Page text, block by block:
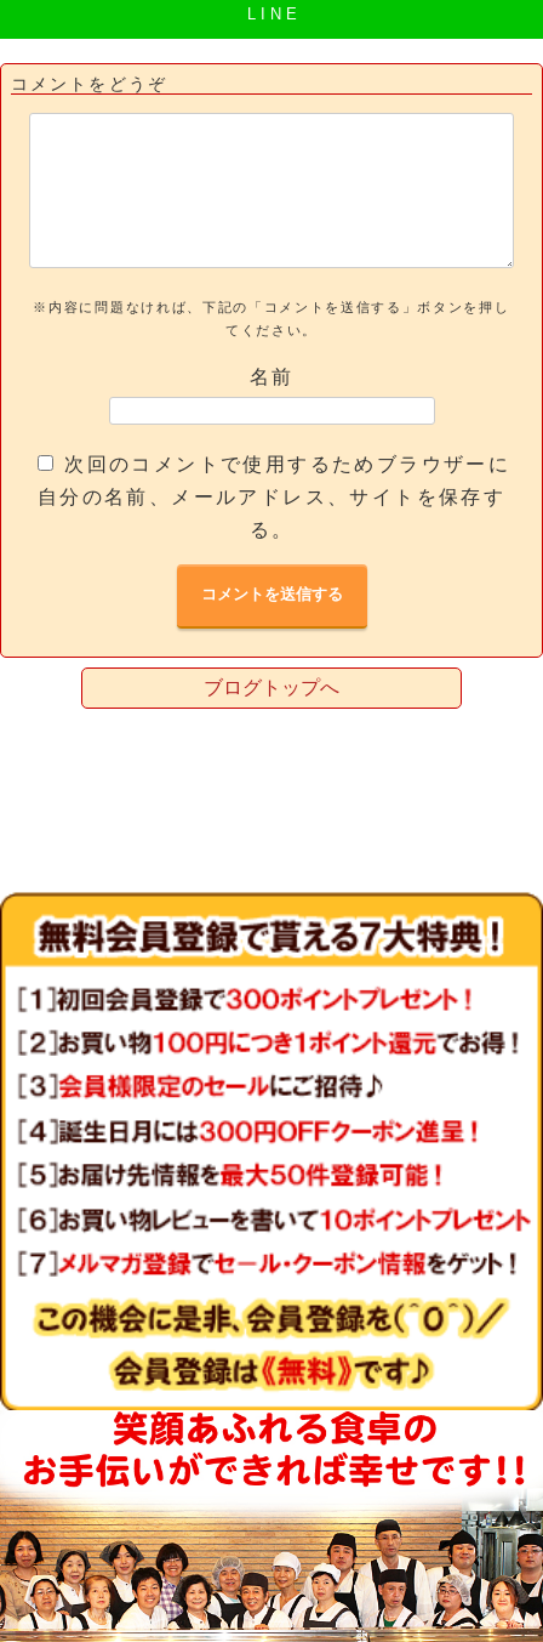
L I N E
コメントをどうぞ
※内容に問題なければ、下記の「コメントを送信する」ボタンを押し
てください。
名前
次回のコメントで使用するためブラウザーに
自分の名前、メールアドレス、サイトを保存す
る。
ブログトップへ